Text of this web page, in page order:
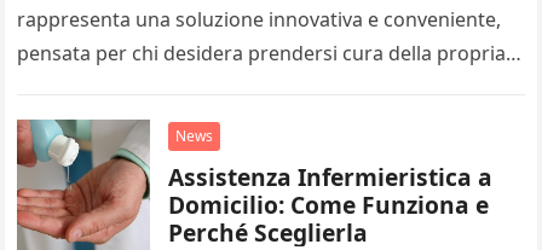
rappresenta una soluzione innovativa e conveniente,
pensata per chi desidera prendersi cura della propria
News
Assistenza Infermieristica a
Domicilio: Come Funziona e
Perché Sceglierla